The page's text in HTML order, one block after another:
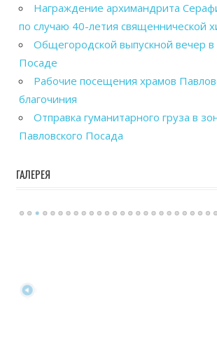
Награждение архимандрита
по случаю 40-летия священнической
Общегородской выпускной вечер в
Посаде
Рабочие посещения храмов
благочиния
Отправка гуманитарного груза в
Павловского Посада
ГАЛЕРЕЯ